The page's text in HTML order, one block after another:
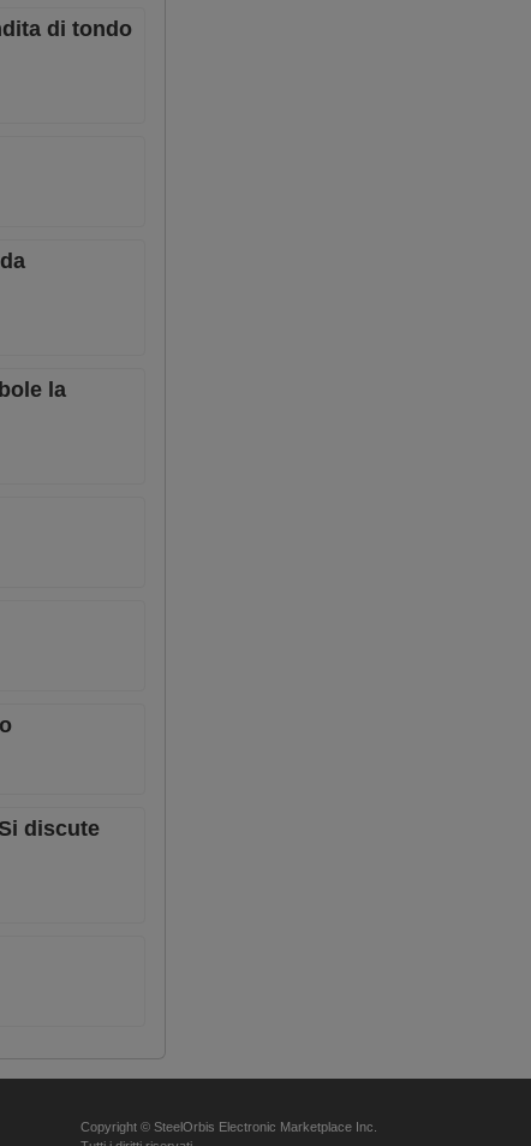
di tondo
la
discute
Copyright © SteelOrbis Electronic Marketplace Inc.